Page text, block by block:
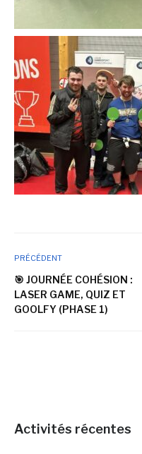
PRÉCÉDENT
🎯 JOURNÉE COHÉSION :
LASER GAME, QUIZ ET
GOOLFY (PHASE 1)
Activités récentes